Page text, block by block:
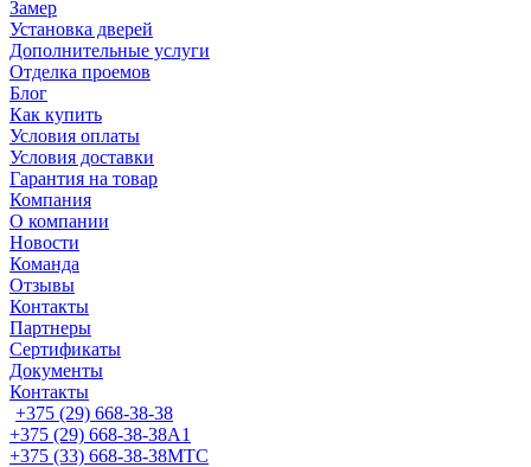
Замер
Установка дверей
Дополнительные услуги
Отделка проемов
Блог
Как купить
Условия оплаты
Условия доставки
Гарантия на товар
Компания
О компании
Новости
Команда
Отзывы
Контакты
Партнеры
Сертификаты
Документы
Контакты
+375 (29) 668-38-38
+375 (29) 668-38-38A1
+375 (33) 668-38-38МТС